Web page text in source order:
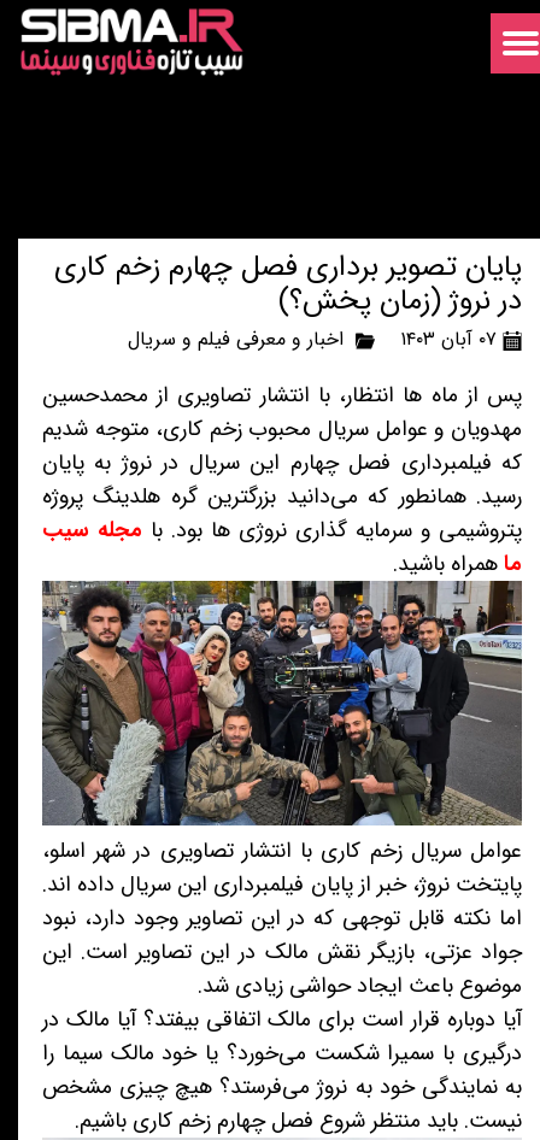
پایان تصویر برداری فصل چهارم زخم کاری
در نروژ (زمان پخش؟)
۰۷ آبان ۱۴۰۳ اخبار و معرفی فیلم و سریال
پس از ماه ها انتظار، با انتشار تصاویری از محمدحسین
مهدویان و عوامل سریال محبوب زخم کاری، متوجه شدیم
که فیلمبرداری فصل چهارم این سریال در نروژ به پایان
رسید. همانطور که می‌دانید بزرگترین گره هلدینگ پروژه
پتروشیمی و سرمایه گذاری نروژی ها بود. با مجله سیب
ماهمراه باشید.
عوامل سریال زخم کاری با انتشار تصاویری در شهر اسلو،
پایتخت نروژ، خبر از پایان فیلمبرداری این سریال داده اند.
اما نکته قابل توجهی که در این تصاویر وجود دارد، نبود
جواد عزتی، بازیگر نقش مالک در این تصاویر است. این
موضوع باعث ایجاد حواشی زیادی شد.
آیا دوباره قرار است برای مالک اتفاقی بیفتد؟ آیا مالک در
درگیری با سمیرا شکست می‌خورد؟ یا خود مالک سیما را
به نمایندگی خود به نروژ می‌فرستد؟ هیچ چیزی مشخص
نیست. باید منتظر شروع فصل چهارم زخم کاری باشیم.